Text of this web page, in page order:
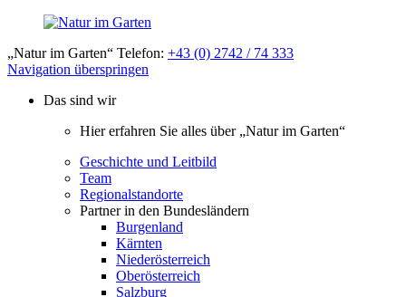
„Natur im Garten“ Telefon: +43 (0) 2742 / 74 333
Navigation überspringen
Das sind wir
Hier erfahren Sie alles über „Natur im Garten“
Geschichte und Leitbild
Team
Regionalstandorte
Partner in den Bundesländern
Burgenland
Kärnten
Niederösterreich
Oberösterreich
Salzburg